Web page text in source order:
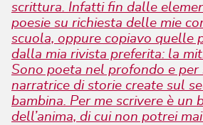
scrittura. Infatti fin dalle
poesie su richiesta delle mie
scuola, oppure copiavo quelle
dalla mia rivista preferita: la
Sono poeta nel profondo e per
narratrice di storie create sul
bambina. Per me scrivere è un
dell’anima, di cui non potrei